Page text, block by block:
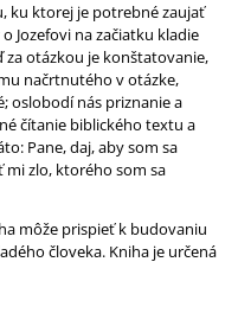
ku ktorej je potrebné zaujať
Jozefovi na začiatku kladie
za otázkou je konštatovanie,
načrtnutého v otázke,
oslobodí nás priznanie a
čítanie biblického textu a
Pane, daj, aby som sa
mi zlo, ktorého som sa
môže prispieť k budovaniu
človeka. Kniha je určená